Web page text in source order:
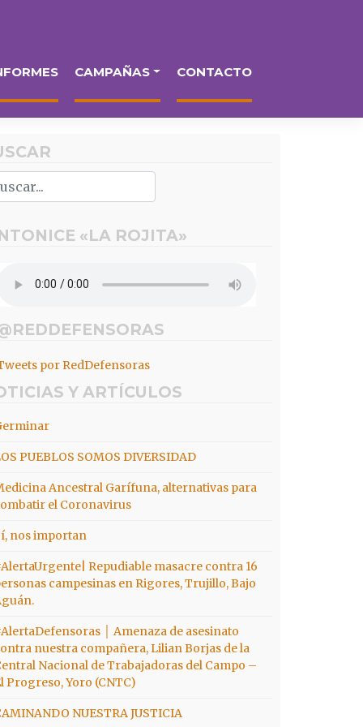
CAMPAÑAS CONTACTO
«LA ROJITA»
por RedDefensoras
Y ARTÍCULOS
PUEBLOS SOMOS DIVERSIDAD
Ancestral Garífuna, alternativas para
el Coronavirus
nos importan
Repudiable masacre contra 16
campesinas en Rigores, Trujillo, Bajo
│ Amenaza de asesinato
nuestra compañera, Lilian Borjas de la
Nacional de Trabajadoras del Campo –
Progreso, Yoro (CNTC)
NUESTRA JUSTICIA